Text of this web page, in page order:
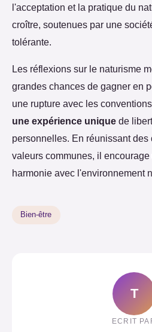
l'acceptation et la pratique du
croître, soutenues par une
tolérante.
Les réflexions sur le naturisme
grandes chances de gagner en
une rupture avec les
une expérience unique de
personnelles. En réunissant
valeurs communes, il
harmonie avec l'environnement
Bien-être
T
ECRIT